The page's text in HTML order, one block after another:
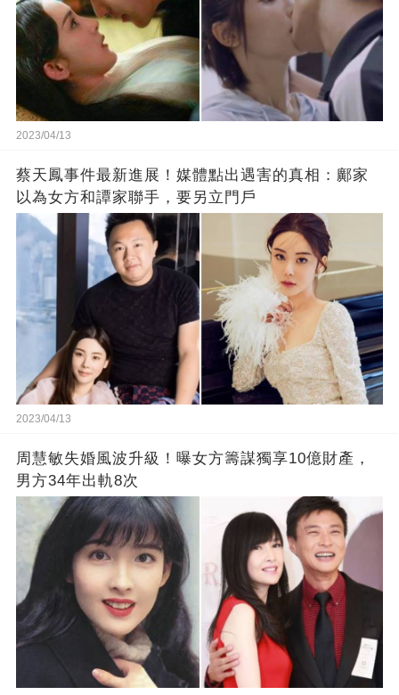
2023/04/13
蔡天鳳事件最新進展！媒體點出遇害的真相：鄺家
以為女方和譚家聯手，要另立門戶
2023/04/13
周慧敏失婚風波升級！曝女方籌謀獨享10億財產，
男方34年出軌8次